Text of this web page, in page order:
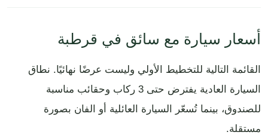
أسعار سيارة مع سائق في قرطبة
القائمة التالية للتخطيط الأولي وليست عرضًا نهائيًا. نطاق
السيارة العادية يفترض حتى 3 ركاب وحقائب مناسبة
للصندوق، بينما تُسعّر السيارة العائلية أو الفان بصورة
مستقلة.